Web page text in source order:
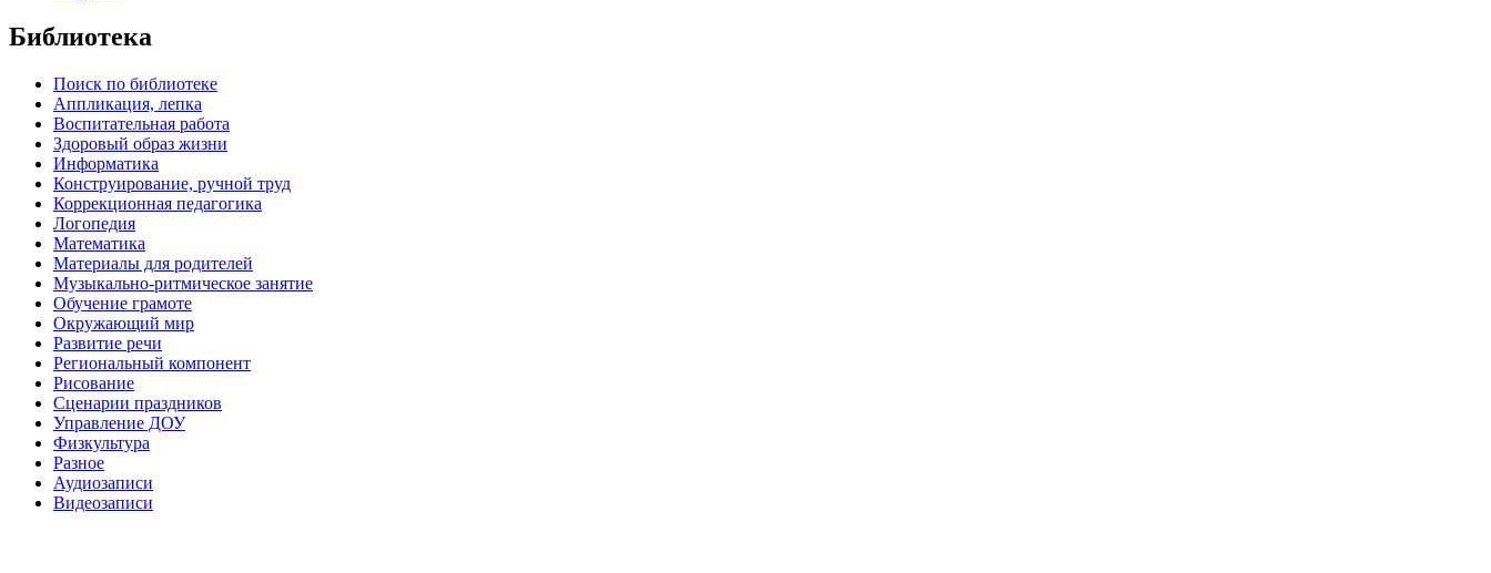
Библиотека
Поиск по библиотеке
Аппликация, лепка
Воспитательная работа
Здоровый образ жизни
Информатика
Конструирование, ручной труд
Коррекционная педагогика
Логопедия
Математика
Материалы для родителей
Музыкально-ритмическое занятие
Обучение грамоте
Окружающий мир
Развитие речи
Региональный компонент
Рисование
Сценарии праздников
Управление ДОУ
Физкультура
Разное
Аудиозаписи
Видеозаписи